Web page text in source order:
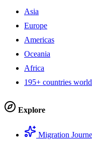
Asia
Europe
Americas
Oceania
Africa
195+ countries
Explore
Migration